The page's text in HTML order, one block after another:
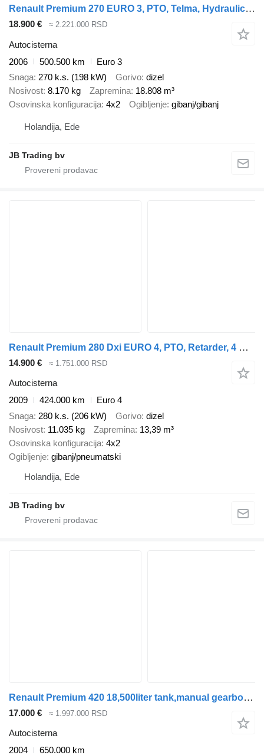
Renault Premium 270 EURO 3, PTO, Telma, Hydraulics, 18.808 Liter
18.900 € ≈ 2.221.000 RSD
Autocisterna
2006
500.500 km
Euro 3
Snaga 270 k.s. (198 kW) Gorivo dizel
Nosivost 8.170 kg Zapremina 18.808 m³
Osovinska konfiguracija 4x2 Ogibljenje gibanj/gibanj
Holandija, Ede
JB Trading bv
Renault Premium 280 Dxi EURO 4, PTO, Retarder, 4 Comp, 13.390 Liter
14.900 € ≈ 1.751.000 RSD
Autocisterna
2009
424.000 km
Euro 4
Snaga 280 k.s. (206 kW) Gorivo dizel
Nosivost 11.035 kg Zapremina 13,39 m³
Osovinska konfiguracija 4x2
Ogibljenje gibanj/pneumatski
Holandija, Ede
JB Trading bv
Renault Premium 420 18,500liter tank,manual gearbox,airco
17.000 € ≈ 1.997.000 RSD
Autocisterna
2004
650.000 km